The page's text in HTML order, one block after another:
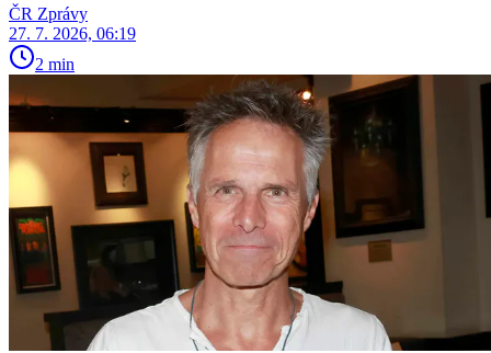
ČR Zprávy
27. 7. 2026, 06:19
2 min